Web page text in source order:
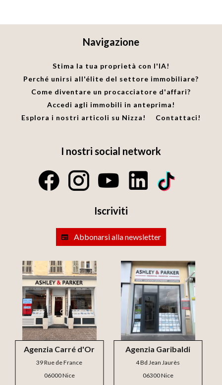
Navigazione
Stima la tua proprietà con l'IA!
Perché unirsi all'élite del settore immobiliare?
Come diventare un procacciatore d'affari?
Accedi agli immobili in anteprima!
Esplora i nostri articoli su Nizza!
Contattaci!
I nostri social network
Iscriviti
Abbonarsi alla newsletter
Agenzia Carré d'Or
39 Rue de France
06000 Nice
Agenzia Garibaldi
4 Bd Jean Jaurès
06300 Nice